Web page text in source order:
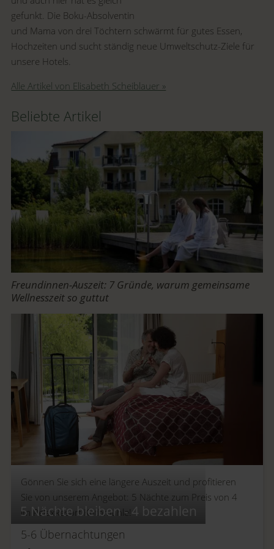
gefunkt. Die Boku-Absolventin
und Mama von drei Töchtern schwärmt für gutes Essen,
Hochzeiten und sucht ständig neue Umweltschutz-Ziele für
unsere Hotels.
Alle Artikel von Elisabeth Scheiblauer »
Beliebte Artikel
Freundinnen-Auszeit: 7 Gründe, warum gemeinsame
Wellnesszeit so guttut
5 Nächte bleiben - 4 bezahlen
Gönnen Sie sich eine längere Auszeit und profitieren
Sie von unserem Angebot: 5 Nächte zum Preis von 4
im RelaxResort Kothmühle!
5-6 Übernachtungen